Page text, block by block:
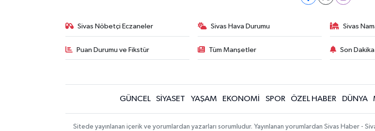
Sivas Nöbetçi Eczaneler Sivas Hava Durumu Sivas
Puan Durumu ve Fikstür Tüm Manşetler Son
GÜNCEL SİYASET YAŞAM EKONOMİ SPOR ÖZEL HABER DÜNYA
Sitede yayınlanan içerik ve yorumlardan yazarları sorumludur. Yayınlanan yorumlardan Sivas Haber -